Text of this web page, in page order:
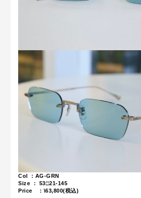
Col ：AG-GRN
Size ： 53□21-145
Price ：\63,800(税込)